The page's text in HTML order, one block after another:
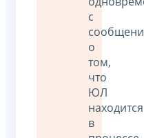
с
о
том,
что
ЮЛ
находится
в